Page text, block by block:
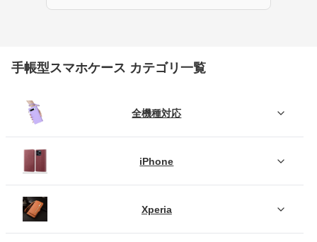
手帳型スマホケース カテゴリ一覧
全機種対応
iPhone
Xperia